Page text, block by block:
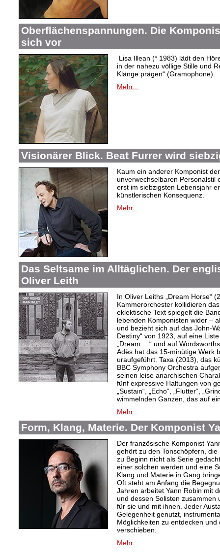
Oberflächenspannungen. Die
sich vor
Lisa Illean (* 1983) lädt den
in der nahezu völlige Stille und
Klänge prägen“ (Gramophone).
Mehr...
Visionärer Blick. Beat Furrer wird
Kaum ein anderer Komponist
unverwechselbaren Personalstil
erst im siebzigsten Lebensjahr
künstlerischen Konsequenz.
Mehr...
Das Seltsame im Alltäglichen. Der
Oliver Leith
In Oliver Leiths „Dream Horse“
Kammerorchester kollidieren
eklektische Text spiegelt die
lebenden Komponisten wider –
und bezieht sich auf das John-
Destiny“ von 1923, auf eine
„Dream …“ und auf
Adès hat das 15-minütige Werk
uraufgeführt. Taxa (2013), das
BBC Symphony Orchestra
seinen leise anarchischen
fünf expressive Haltungen von
„Sustain“, „Echo“, „Flutter“,
wimmelnden Ganzen, das auf
Mehr...
Form, Klang, Materie. Der Komponist
Der französische Komponist
gehört zu den Tonschöpfern,
zu Beginn nicht als Serie
einer solchen werden und eine
Klang und Materie in Gang
Oft steht am Anfang die
Jahren arbeitet Yann Robin mit
und dessen Solisten zusammen
für sie und mit ihnen. Jeder
Gelegenheit genutzt,
Möglichkeiten zu entdecken
verschieben.
Mehr...